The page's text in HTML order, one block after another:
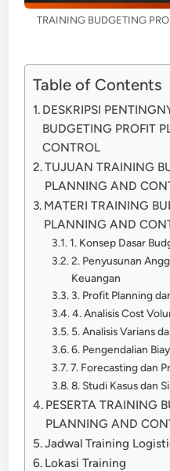
TRAINING BUDGETING
Table of Contents
DESKRIPSI
BUDGETING PROFIT
CONTROL
TUJUAN TRAINING
PLANNING AND
MATERI TRAINING
PLANNING AND
1. Konsep Dasar
2. Penyusunan
Keuangan
3. Profit Planning
4. Analisis Cost
5. Analisis Varians
6. Pengendalian
7. Forecasting dan
8. Studi Kasus dan
PESERTA TRAINING
PLANNING AND
Jadwal Training
Lokasi Training